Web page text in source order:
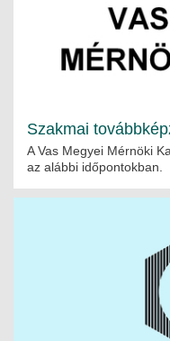
Szakmai
A Vas Megyei Mérnöki
az alábbi időpontokban.